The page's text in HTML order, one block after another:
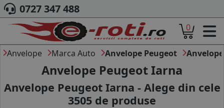
ACASA
DESPRE NOI
ANVELOPE
AUTO
CAMION
MOTO
0727 347 488
0
Anvelope Marca Auto Anvelope Peugeot
Anvelope Peugeot Iarna
Anvelope Peugeot Iarna - Alege din cele
3505 de produse